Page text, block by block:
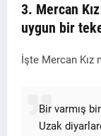
3. Mercan
uygun bir
İşte Mercan Kız
Bir varmış
Uzak